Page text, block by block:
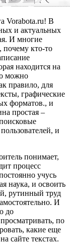
Vorabota.ru! В
и актуальных
И многие
почему кто-то
находится на
можно
правило, для
графические
форматов., и
простая –
и
понимает,
процесс
учусь
наука, и освоить
рутинный труд
И
до
по
какие еще
сайте текстах.